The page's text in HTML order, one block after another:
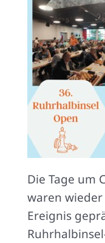
Die Tage um
waren
Ereignis